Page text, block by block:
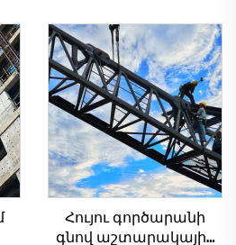
տանիք շենքի
ճակատի և վերելակի
սանդղակի համար
Ալժիրի համար
Հույու գործարանի
գնով աշտարակային